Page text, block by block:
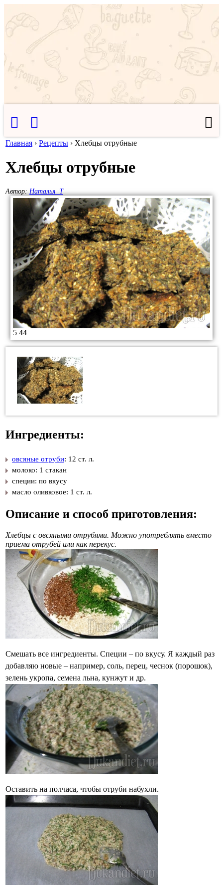
Главная › Рецепты › Хлебцы отрубные
Хлебцы отрубные
Автор: Наталья_Т
5 44
Ингредиенты:
овсяные отруби: 12 ст. л.
молоко: 1 стакан
специи: по вкусу
масло оливковое: 1 ст. л.
Описание и способ приготовления:
Хлебцы с овсяными отрубями. Можно употреблять вместо
приема отрубей или как перекус.
Смешать все ингредиенты. Специи – по вкусу. Я каждый раз
добавляю новые – например, соль, перец, чеснок (порошок),
зелень укропа, семена льна, кунжут и др.
Оставить на полчаса, чтобы отруби набухли.